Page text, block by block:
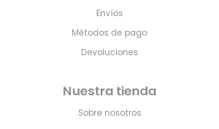
Envíos
Métodos de pago
Devoluciones
Nuestra tienda
Sobre nosotros